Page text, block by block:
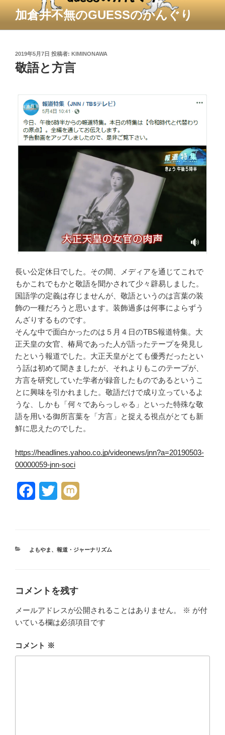
テ
加倉井不無のGUESSのかんぐり
投
稿
日:
2019年5月7日 投稿者: KIMINONAWA
敬語と方言
長い公定休日でした。その間、メディアを通じてこれで
もかこれでもかと敬語を聞かされて少々辟易しました。
国語学の定義は存じませんが、敬語というのは言葉の装
飾の一種だろうと思います。装飾過多は何事によらずう
んざりするものです。
そんな中で面白かったのは５月４日のTBS報道特集。大
正天皇の女官、椿局であった人が語ったテープを発見し
たという報道でした。大正天皇がとても優秀だったとい
う話は初めて聞きましたが、それよりもこのテープが、
方言を研究していた学者が録音したものであるというこ
とに興味を引かれました。敬語だけで成り立っているよ
うな、しかも「何々であらっしゃる」といった特殊な敬
語を用いる御所言葉を「方言」と捉える視点がとても新
鮮に思えたのでした。
https://headlines.yahoo.co.jp/videonews/jnn?a=20190503-
00000059-jnn-soci
e t
カ
ー
よもやま 、 報道・ジャーナリズム
コメントを残す
メールアドレスが公開されることはありません。 ※ が付
いている欄は必須項目です
コメント ※